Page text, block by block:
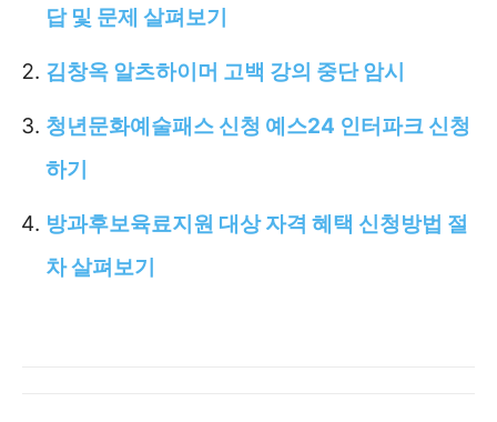
답 및 문제 살펴보기
김창옥 알츠하이머 고백 강의 중단 암시
청년문화예술패스 신청 예스24 인터파크 신청
하기
방과후보육료지원 대상 자격 혜택 신청방법 절
차 살펴보기